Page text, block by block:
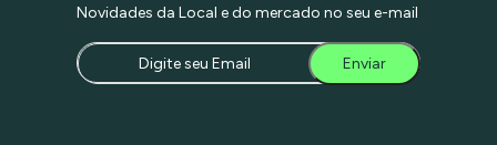
Novidades da Local e do mercado no seu e-mail
Enviar